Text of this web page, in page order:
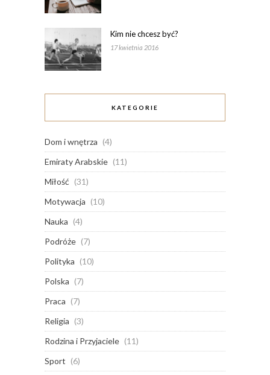
Kim nie chcesz być?
17 kwietnia 2016
KATEGORIE
Dom i wnętrza (4)
Emiraty Arabskie (11)
Miłość (31)
Motywacja (10)
Nauka (4)
Podróże (7)
Polityka (10)
Polska (7)
Praca (7)
Religia (3)
Rodzina i Przyjaciele (11)
Sport (6)